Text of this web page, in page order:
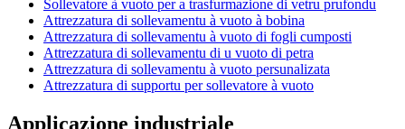
Sollevatore à vuoto per a trasfurmazione di vetru prufondu
Attrezzatura di sollevamentu à vuoto à bobina
Attrezzatura di sollevamentu à vuoto di fogli cumposti
Attrezzatura di sollevamentu di u vuoto di petra
Attrezzatura di sollevamentu à vuoto persunalizata
Attrezzatura di supportu per sollevatore à vuoto
Applicazione industriale